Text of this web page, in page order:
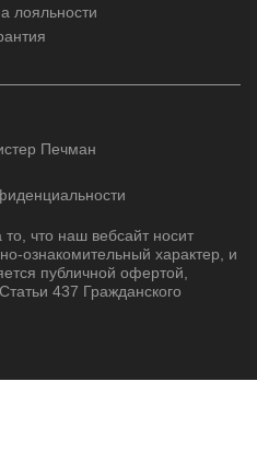
лояльности
Печман
что наш вебсайт носит
ознакомительный характер, и
публичной офертой,
437 Гражданского